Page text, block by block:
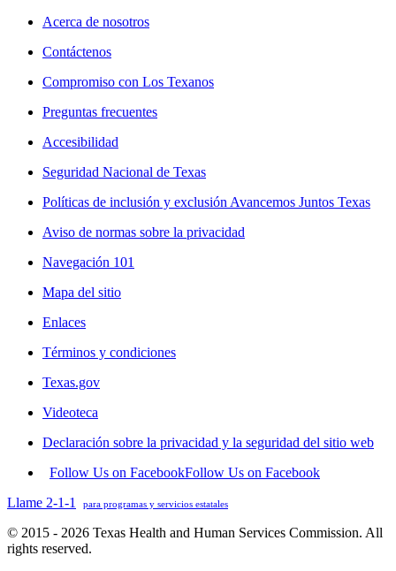
Acerca de nosotros
Contáctenos
Compromiso con Los Texanos
Preguntas frecuentes
Accesibilidad
Seguridad Nacional de Texas
Políticas de inclusión y exclusión Avancemos Juntos Texas
Aviso de normas sobre la privacidad
Navegación 101
Mapa del sitio
Enlaces
Términos y condiciones
Texas.gov
Videoteca
Declaración sobre la privacidad y la seguridad del sitio web
Follow Us on FacebookFollow Us on Facebook
Llame 2-1-1
para programas y servicios estatales
© 2015 - 2026 Texas Health and Human Services Commission. All
rights reserved.